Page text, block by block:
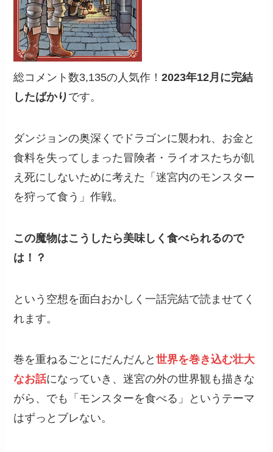
総コメント数3,135の人気作！2023年12月に完結
したばかり です。
ダンジョンの奥深くでドラゴンに襲われ、お金と
食料を失ってしまった冒険者・ライオスたちが飢
え死にしないために考えた「迷宮内のモンスター
を狩って食う」作戦。
この魔物はこうしたら美味しく食べられるので
は！？
という空想を面白おかしく一話完結で読ませてく
れます。
巻を重ねるごとにだんだんと世界を巻き込む壮大
なお話になっていき、迷宮の外の世界観も描きな
がら、でも「モンスターを食べる」というテーマ
はずっとブレない。